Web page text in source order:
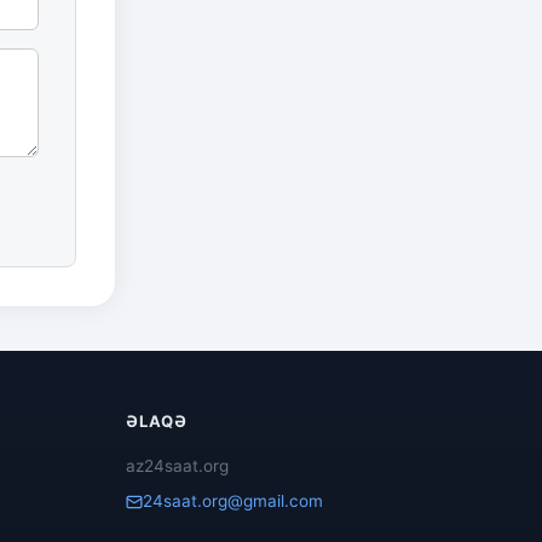
ƏLAQƏ
az24saat.org
24saat.org@gmail.com